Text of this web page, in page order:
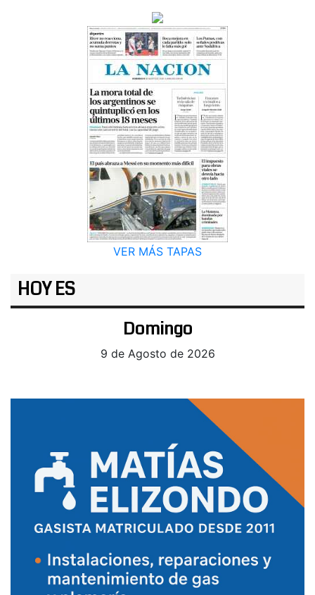
VER MÁS TAPAS
HOY ES
Domingo
9 de Agosto de 2026